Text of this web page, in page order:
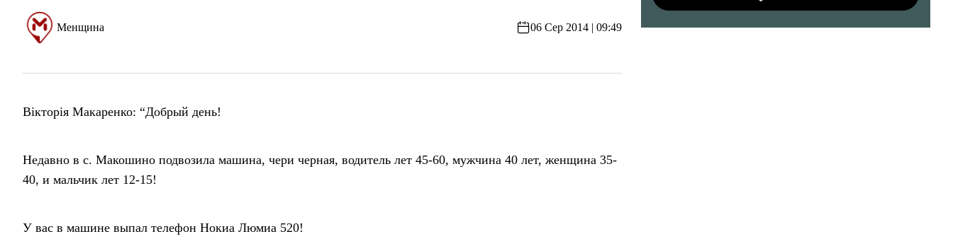
Менщина 06 Сер 2014 | 09:49
Вікторія Макаренко: “Добрый день!
Недавно в с. Макошино подвозила машина, чери черная, водитель лет 45-60, мужчина 40 лет, женщина 35-
40, и мальчик лет 12-15!
У вас в машине выпал телефон Нокиа Люмиа 520!